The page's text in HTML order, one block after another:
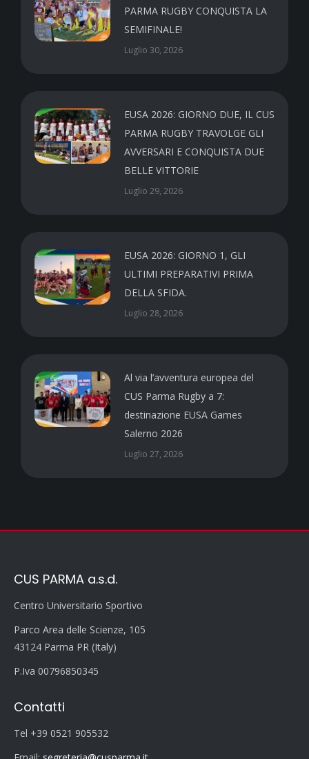
PARMA RUGBY CONQUISTA LA
SEMIFINALE!
Luglio 30, 2026
EUSA 2026: GIORNO DUE, IL CUS
PARMA RUGBY TRAVOLGE GLI
AVVERSARI E CONQUISTA DUE
BELLE VITTORIE
Luglio 29, 2026
EUSA 2026: GIORNO 1, GLI
ULTIMI PREPARATIVI PRIMA
DELLA SFIDA.
Luglio 28, 2026
Al via l’avventura europea del
CUS Parma Rugby a 7:
destinazione EUSA Games
Salerno 2026
Luglio 27, 2026
CUS PARMA a.s.d.
Centro Universitario Sportivo
Parco Area delle Scienze, 105
43124 Parma PR (Italy)
P.Iva 00796850345
Contatti
Tel +39 0521 905532